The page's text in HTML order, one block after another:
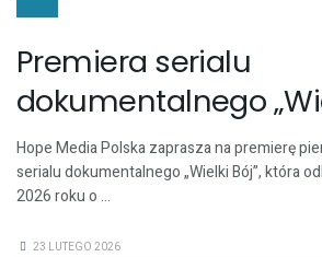
Premiera serialu
dokumentalnego
Hope Media Polska zaprasza na premierę
serialu dokumentalnego „Wielki Bój”, która
2026 roku o ...
23 LUTEGO 2026